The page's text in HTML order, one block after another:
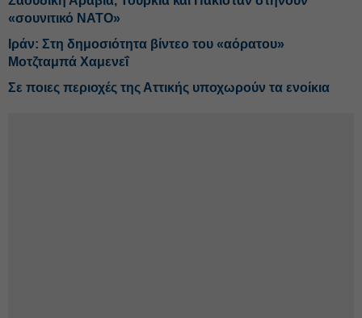
«σουνιτικό ΝΑΤΟ»
Ιράν: Στη δημοσιότητα βίντεο του «αόρατου»
Μοτζταμπά Χαμενεΐ
Σε ποιες περιοχές της Αττικής υποχωρούν τα ενοίκια